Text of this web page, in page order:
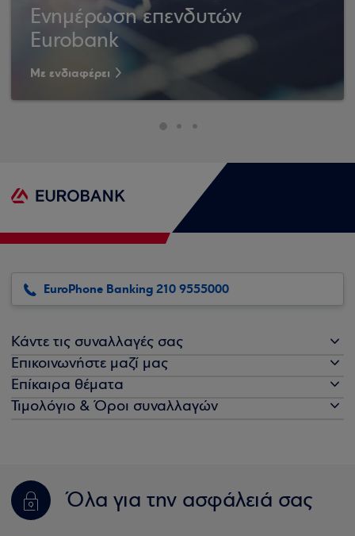
Ενημέρωση επενδυτών
Eurobank
Με ενδιαφέρει
EuroPhone Banking 210 9555000
Κάντε τις συναλλαγές σας
Επικοινωνήστε μαζί μας
Επίκαιρα θέματα
Τιμολόγιο & Όροι συναλλαγών
Όλα για την ασφάλειά σας